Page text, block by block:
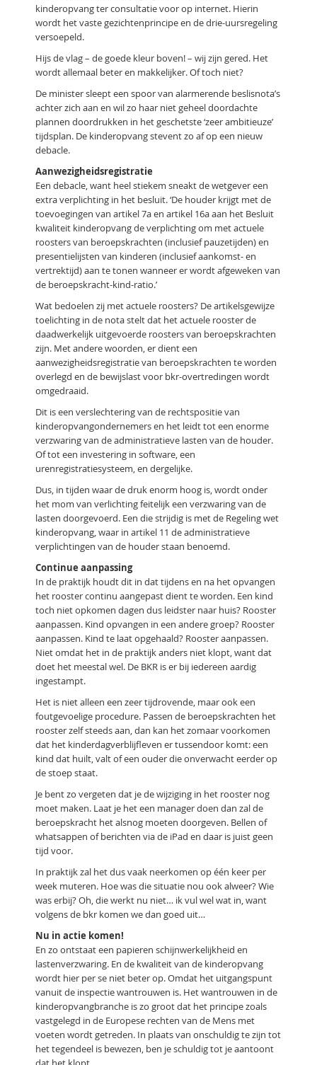
kinderopvang ter consultatie voor op internet. Hierin
wordt het vaste gezichtenprincipe en de drie-uursregeling
versoepeld.
Hijs de vlag – de goede kleur boven! – wij zijn gered. Het
wordt allemaal beter en makkelijker. Of toch niet?
De minister sleept een spoor van alarmerende beslisnota’s
achter zich aan en wil zo haar niet geheel doordachte
plannen doordrukken in het geschetste ‘zeer ambitieuze’
tijdsplan. De kinderopvang stevent zo af op een nieuw
debacle.
Aanwezigheidsregistratie
Een debacle, want heel stiekem sneakt de wetgever een
extra verplichting in het besluit. ‘De houder krijgt met de
toevoegingen van artikel 7a en artikel 16a aan het Besluit
kwaliteit kinderopvang de verplichting om met actuele
roosters van beroepskrachten (inclusief pauzetijden) en
presentielijsten van kinderen (inclusief aankomst- en
vertrektijd) aan te tonen wanneer er wordt afgeweken van
de beroepskracht-kind-ratio.’
Wat bedoelen zij met actuele roosters? De artikelsgewijze
toelichting in de nota stelt dat het actuele rooster de
daadwerkelijk uitgevoerde roosters van beroepskrachten
zijn. Met andere woorden, er dient een
aanwezigheidsregistratie van beroepskrachten te worden
overlegd en de bewijslast voor bkr-overtredingen wordt
omgedraaid.
Dit is een verslechtering van de rechtspositie van
kinderopvangondernemers en het leidt tot een enorme
verzwaring van de administratieve lasten van de houder.
Of tot een investering in software, een
urenregistratiesysteem, en dergelijke.
Dus, in tijden waar de druk enorm hoog is, wordt onder
het mom van verlichting feitelijk een verzwaring van de
lasten doorgevoerd. Een die strijdig is met de Regeling wet
kinderopvang, waar in artikel 11 de administratieve
verplichtingen van de houder staan benoemd.
Continue aanpassing
In de praktijk houdt dit in dat tijdens en na het opvangen
het rooster continu aangepast dient te worden. Een kind
toch niet opkomen dagen dus leidster naar huis? Rooster
aanpassen. Kind opvangen in een andere groep? Rooster
aanpassen. Kind te laat opgehaald? Rooster aanpassen.
Niet omdat het in de praktijk anders niet klopt, want dat
doet het meestal wel. De BKR is er bij iedereen aardig
ingestampt.
Het is niet alleen een zeer tijdrovende, maar ook een
foutgevoelige procedure. Passen de beroepskrachten het
rooster zelf steeds aan, dan kan het zomaar voorkomen
dat het kinderdagverblijfleven er tussendoor komt: een
kind dat huilt, valt of een ouder die onverwacht eerder op
de stoep staat.
Je bent zo vergeten dat je de wijziging in het rooster nog
moet maken. Laat je het een manager doen dan zal de
beroepskracht het alsnog moeten doorgeven. Bellen of
whatsappen of berichten via de iPad en daar is juist geen
tijd voor.
In praktijk zal het dus vaak neerkomen op één keer per
week muteren. Hoe was die situatie nou ook alweer? Wie
was erbij? Oh, die werkt nu niet… ik vul wel wat in, want
volgens de bkr komen we dan goed uit…
Nu in actie komen!
En zo ontstaat een papieren schijnwerkelijkheid en
lastenverzwaring. En de kwaliteit van de kinderopvang
wordt hier per se niet beter op. Omdat het uitgangspunt
vanuit de inspectie wantrouwen is. Het wantrouwen in de
kinderopvangbranche is zo groot dat het principe zoals
vastgelegd in de Europese rechten van de Mens met
voeten wordt getreden. In plaats van onschuldig te zijn tot
het tegendeel is bewezen, ben je schuldig tot je aantoont